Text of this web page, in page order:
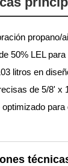
propano/
50% LEL
litros en
de 5/8' x
optimizado para